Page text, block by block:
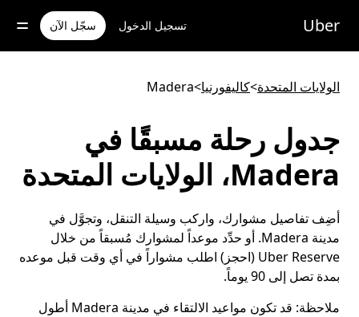
للوصول
المحتوى
Uber تسجيل الدخول سجّل الآن
الولايات المتحدة>كاليفورنيا>
Madera
جدول رحلة مسبقًا في
Madera، الولايات المتحدة
أضِف تفاصيل مشوارك، واركب وسيلة التنقل، وتجوَّل في
مدينة Madera. أو حدِّد موعداً لمشوارك مُسبقاً من خلال
Uber Reserve (احجز) اطلب مشواراً في أي وقت قبل موعده
بمدة تصل إلى 90 يوماً.
ملاحظة:
قد تكون مواعيد الالتقاء في مدينة Madera أطول